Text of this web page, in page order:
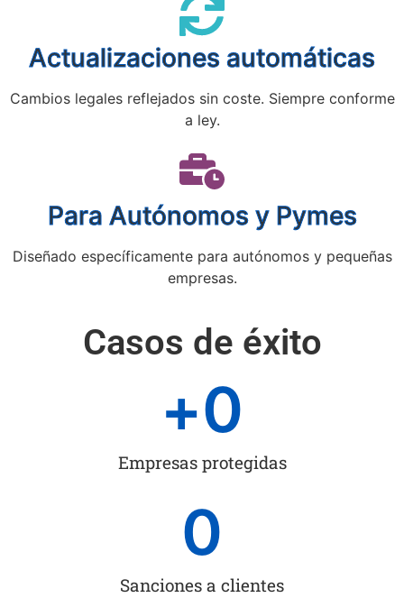
Actualizaciones automáticas
Cambios legales reflejados sin coste. Siempre conforme
a ley.
Para Autónomos y Pymes
Diseñado específicamente para autónomos y pequeñas
empresas.
Casos de éxito
Empresas protegidas
+0
Sanciones a clientes
0